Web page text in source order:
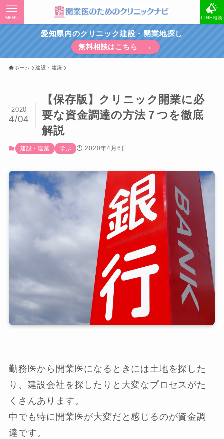
LINE相談
MENU
愛知県内のクリニック建設・開業地探し
無料相談はこちら →
ホーム 建設・建築
【保存版】クリニック開業に必
要な資金調達の方法７つを徹底
解説
2020
4/04
建設・建築 学ぶ 2020年4月6日
勤務医から開業医になるときには土地を探した
り、建設会社を探したりと大変なプロセスがた
くさんあります。
中でも特に開業医が大変だと感じるのが資金調
達です。